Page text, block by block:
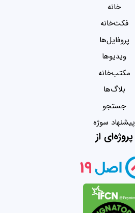
خانه
فکت‌خانه
پروفایل‌ها
ویدیو‌ها
مکتب‌خانه
بلاگ‌ها
جستجو
پیشنهاد سوژه
پروژه‌ای از